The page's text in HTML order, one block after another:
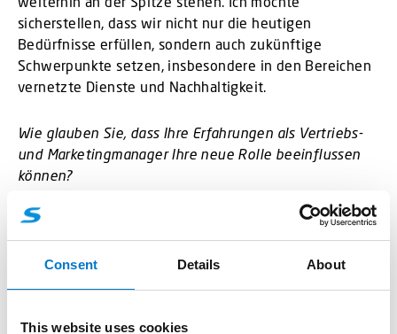
Consent Details About
This website uses cookies
sicherstellen, dass wir nicht nur die heutigen
Bedürfnisse erfüllen, sondern auch zukünftige
Schwerpunkte setzen, insbesondere in den Bereichen
vernetzte Dienste und Nachhaltigkeit.
Wie glauben Sie, dass Ihre Erfahrungen als Vertriebs-
und Marketingmanager Ihre neue Rolle beeinflussen
können?
Kunden und die Bedürfnisse des Marktes gewonnen.
Ich bringe Beziehungen und den Wunsch mit,
Lösungen zu finden, die nicht nur funktionieren,
Organisation den gleichen starken Fokus auf den